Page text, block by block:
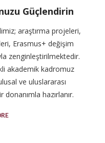
Güçlendirin
araştırma projeleri,
Erasmus+ değişim
zenginleştirilmektedir.
akademik kadromuz
ve uluslararası
hazırlanır.